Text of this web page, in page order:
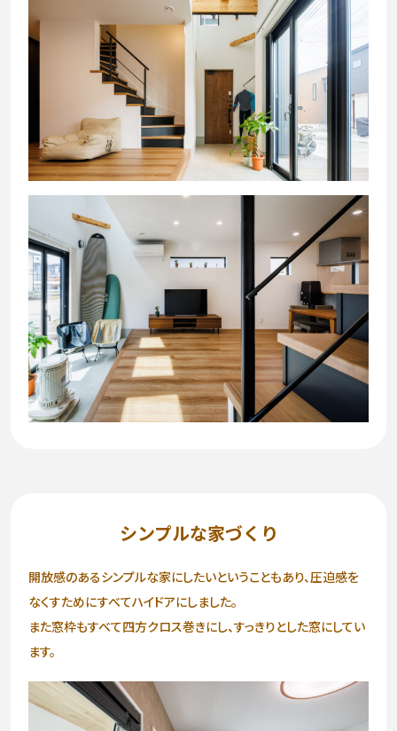
シンプルな家づくり
開放感のあるシンプルな家にしたいということもあり、圧迫感を
なくすためにすべてハイドアにしました。
また窓枠もすべて四方クロス巻きにし、すっきりとした窓にしてい
ます。